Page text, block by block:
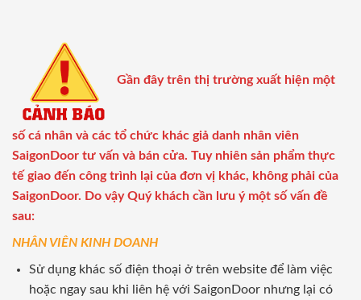
Gần đây trên thị trường xuất hiện một
số cá nhân và các tổ chức khác giả danh nhân viên
SaigonDoor tư vấn và bán cửa. Tuy nhiên sản phẩm thực
tế giao đến công trình lại của đơn vị khác, không phải của
SaigonDoor. Do vậy Quý khách cần lưu ý một số vấn đề
sau:
NHÂN VIÊN KINH DOANH
Sử dụng khác số điện thoại ở trên website để làm việc
hoặc ngay sau khi liên hệ với SaigonDoor nhưng lại có